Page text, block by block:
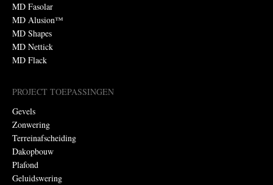
MD Fasolar
MD Alusion™
MD Shapes
MD Nettick
MD Flack
PROJECT TOEPASSINGEN
Gevels
Zonwering
Terreinafscheiding
Dakopbouw
Plafond
Geluidswering